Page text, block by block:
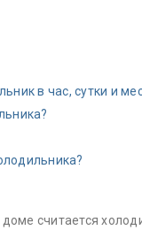
в час, сутки и
считается